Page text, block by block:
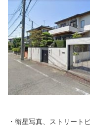
・衛星写真、ストリート